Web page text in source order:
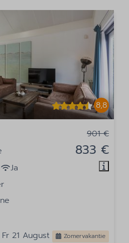
8,8
901 €
833 €
Ja
21 August
Zomervakantie